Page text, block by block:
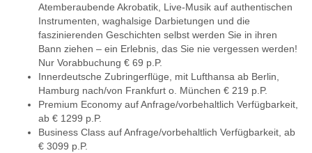
Atemberaubende Akrobatik, Live-Musik auf authentischen
Instrumenten, waghalsige Darbietungen und die
faszinierenden Geschichten selbst werden Sie in ihren
Bann ziehen – ein Erlebnis, das Sie nie vergessen werden!
Nur Vorabbuchung € 69 p.P.
Innerdeutsche Zubringerflüge, mit Lufthansa ab Berlin,
Hamburg nach/von Frankfurt o. München € 219 p.P.
Premium Economy auf Anfrage/vorbehaltlich Verfügbarkeit,
ab € 1299 p.P.
Business Class auf Anfrage/vorbehaltlich Verfügbarkeit, ab
€ 3099 p.P.